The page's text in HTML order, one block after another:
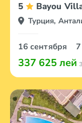
5 Bayou
Турция,
16 сентября
337 625 лей